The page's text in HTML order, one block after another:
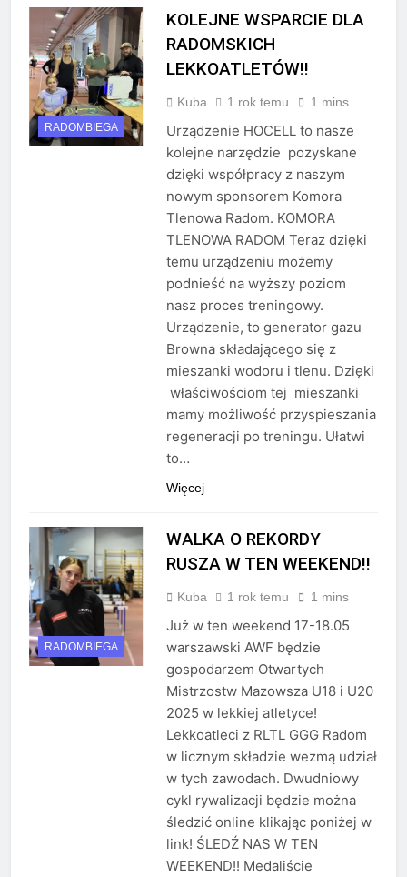
RADOMBIEGA
KOLEJNE WSPARCIE DLA
RADOMSKICH
LEKKOATLETÓW!!
Kuba 1 rok temu 1 mins
Urządzenie HOCELL to nasze
kolejne narzędzie pozyskane
dzięki współpracy z naszym
nowym sponsorem Komora
Tlenowa Radom. KOMORA
TLENOWA RADOM Teraz dzięki
temu urządzeniu możemy
podnieść na wyższy poziom
nasz proces treningowy.
Urządzenie, to generator gazu
Browna składającego się z
mieszanki wodoru i tlenu. Dzięki
właściwościom tej mieszanki
mamy możliwość przyspieszania
regeneracji po treningu. Ułatwi
to…
Więcej
RADOMBIEGA
WALKA O REKORDY
RUSZA W TEN WEEKEND!!
Kuba 1 rok temu 1 mins
Już w ten weekend 17-18.05
warszawski AWF będzie
gospodarzem Otwartych
Mistrzostw Mazowsza U18 i U20
2025 w lekkiej atletyce!
Lekkoatleci z RLTL GGG Radom
w licznym składzie wezmą udział
w tych zawodach. Dwudniowy
cykl rywalizacji będzie można
śledzić online klikając poniżej w
link! ŚLEDŹ NAS W TEN
WEEKEND!! Medaliście